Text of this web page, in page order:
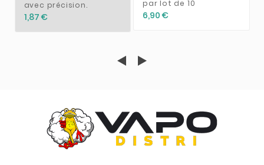
avec précision.
1,87 €
par lot de 10
6,90 €